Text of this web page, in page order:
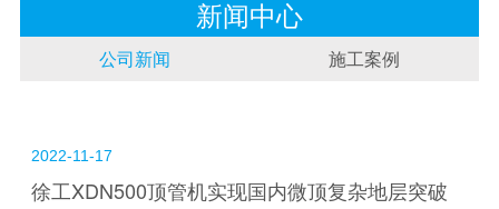
新闻中心
公司新闻 施工案例
2022-11-17
徐工XDN500顶管机实现国内微顶复杂地层突破